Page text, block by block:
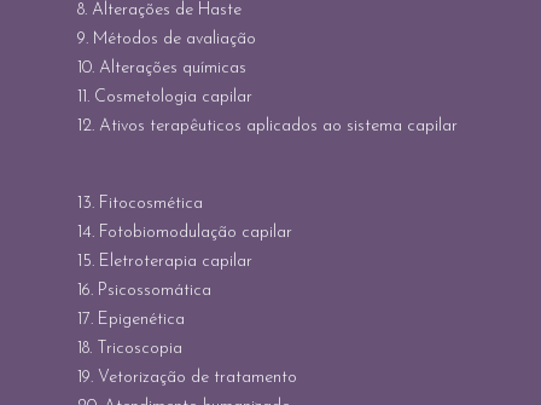
8. Alterações de Haste
9. Métodos de avaliação
10. Alterações químicas
11. Cosmetologia capilar
12. Ativos terapêuticos aplicados ao sistema capilar
13. Fitocosmética
14. Fotobiomodulação capilar
15. Eletroterapia capilar
16. Psicossomática
17. Epigenética
18. Tricoscopia
19. Vetorização de tratamento